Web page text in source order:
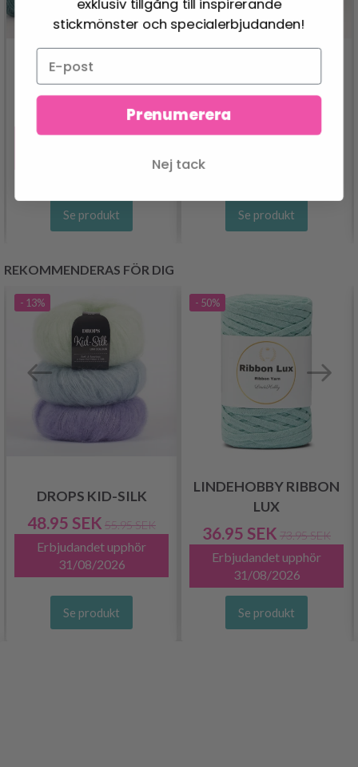
DROPS LIMA
24.95 SEK
Erbjudandet upphör
Se produkt
DROPS BRUSHED
ALPACA SILK
Se produkt
REKOMMENDERAS FÖR DIG
- 13%
DROPS KID-SILK
48.95 SEK 55.95 SEK
Erbjudandet upphör
31/08/2026
Se produkt
- 50%
LINDEHOBBY RIBBON
LUX
36.95 SEK 73.95 SEK
Erbjudandet upphör
31/08/2026
Se produkt
exklusiv tillgång till inspirerande
stickmönster och specialerbjudanden!
Prenumerera
Nej tack